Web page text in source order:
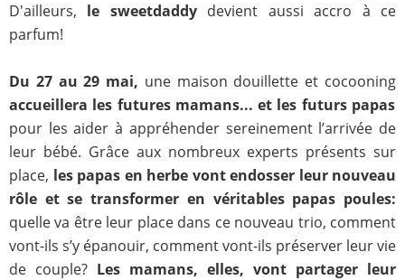
D'ailleurs, le sweetdaddy devient aussi accro à ce
parfum!
Du 27 au 29 mai, une maison douillette et cocooning
accueillera les futures mamans... et les futurs papas
pour les aider à appréhender sereinement l’arrivée de
leur bébé. Grâce aux nombreux experts présents sur
place, les papas en herbe vont endosser leur nouveau
rôle et se transformer en véritables papas poules:
quelle va être leur place dans ce nouveau trio, comment
vont-ils s’y épanouir, comment vont-ils préserver leur vie
de couple? Les mamans, elles, vont partager leur